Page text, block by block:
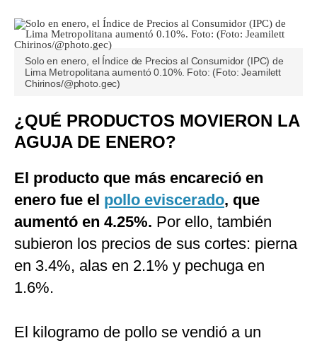
Solo en enero, el Índice de Precios al Consumidor (IPC) de
Lima Metropolitana aumentó 0.10%. Foto: (Foto: Jeamilett
Chirinos/@photo.gec)
¿QUÉ PRODUCTOS MOVIERON LA
AGUJA DE ENERO?
El producto que más encareció en
enero fue el pollo eviscerado, que
aumentó en 4.25%. Por ello, también
subieron los precios de sus cortes: pierna
en 3.4%, alas en 2.1% y pechuga en
1.6%.
El kilogramo de pollo se vendió a un